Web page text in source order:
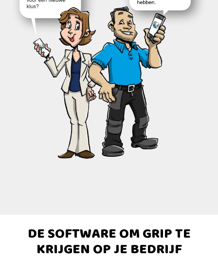
DE SOFTWARE OM GRIP TE
KRIJGEN OP JE BEDRIJF